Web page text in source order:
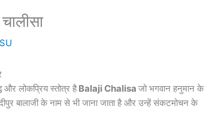
और लोकप्रिय स्तोत्र हैBalaji Chalisaजो भगवान हनुमान के
बालाजी के नाम से भी जाना जाता है और उन्हें संकटमोचन के